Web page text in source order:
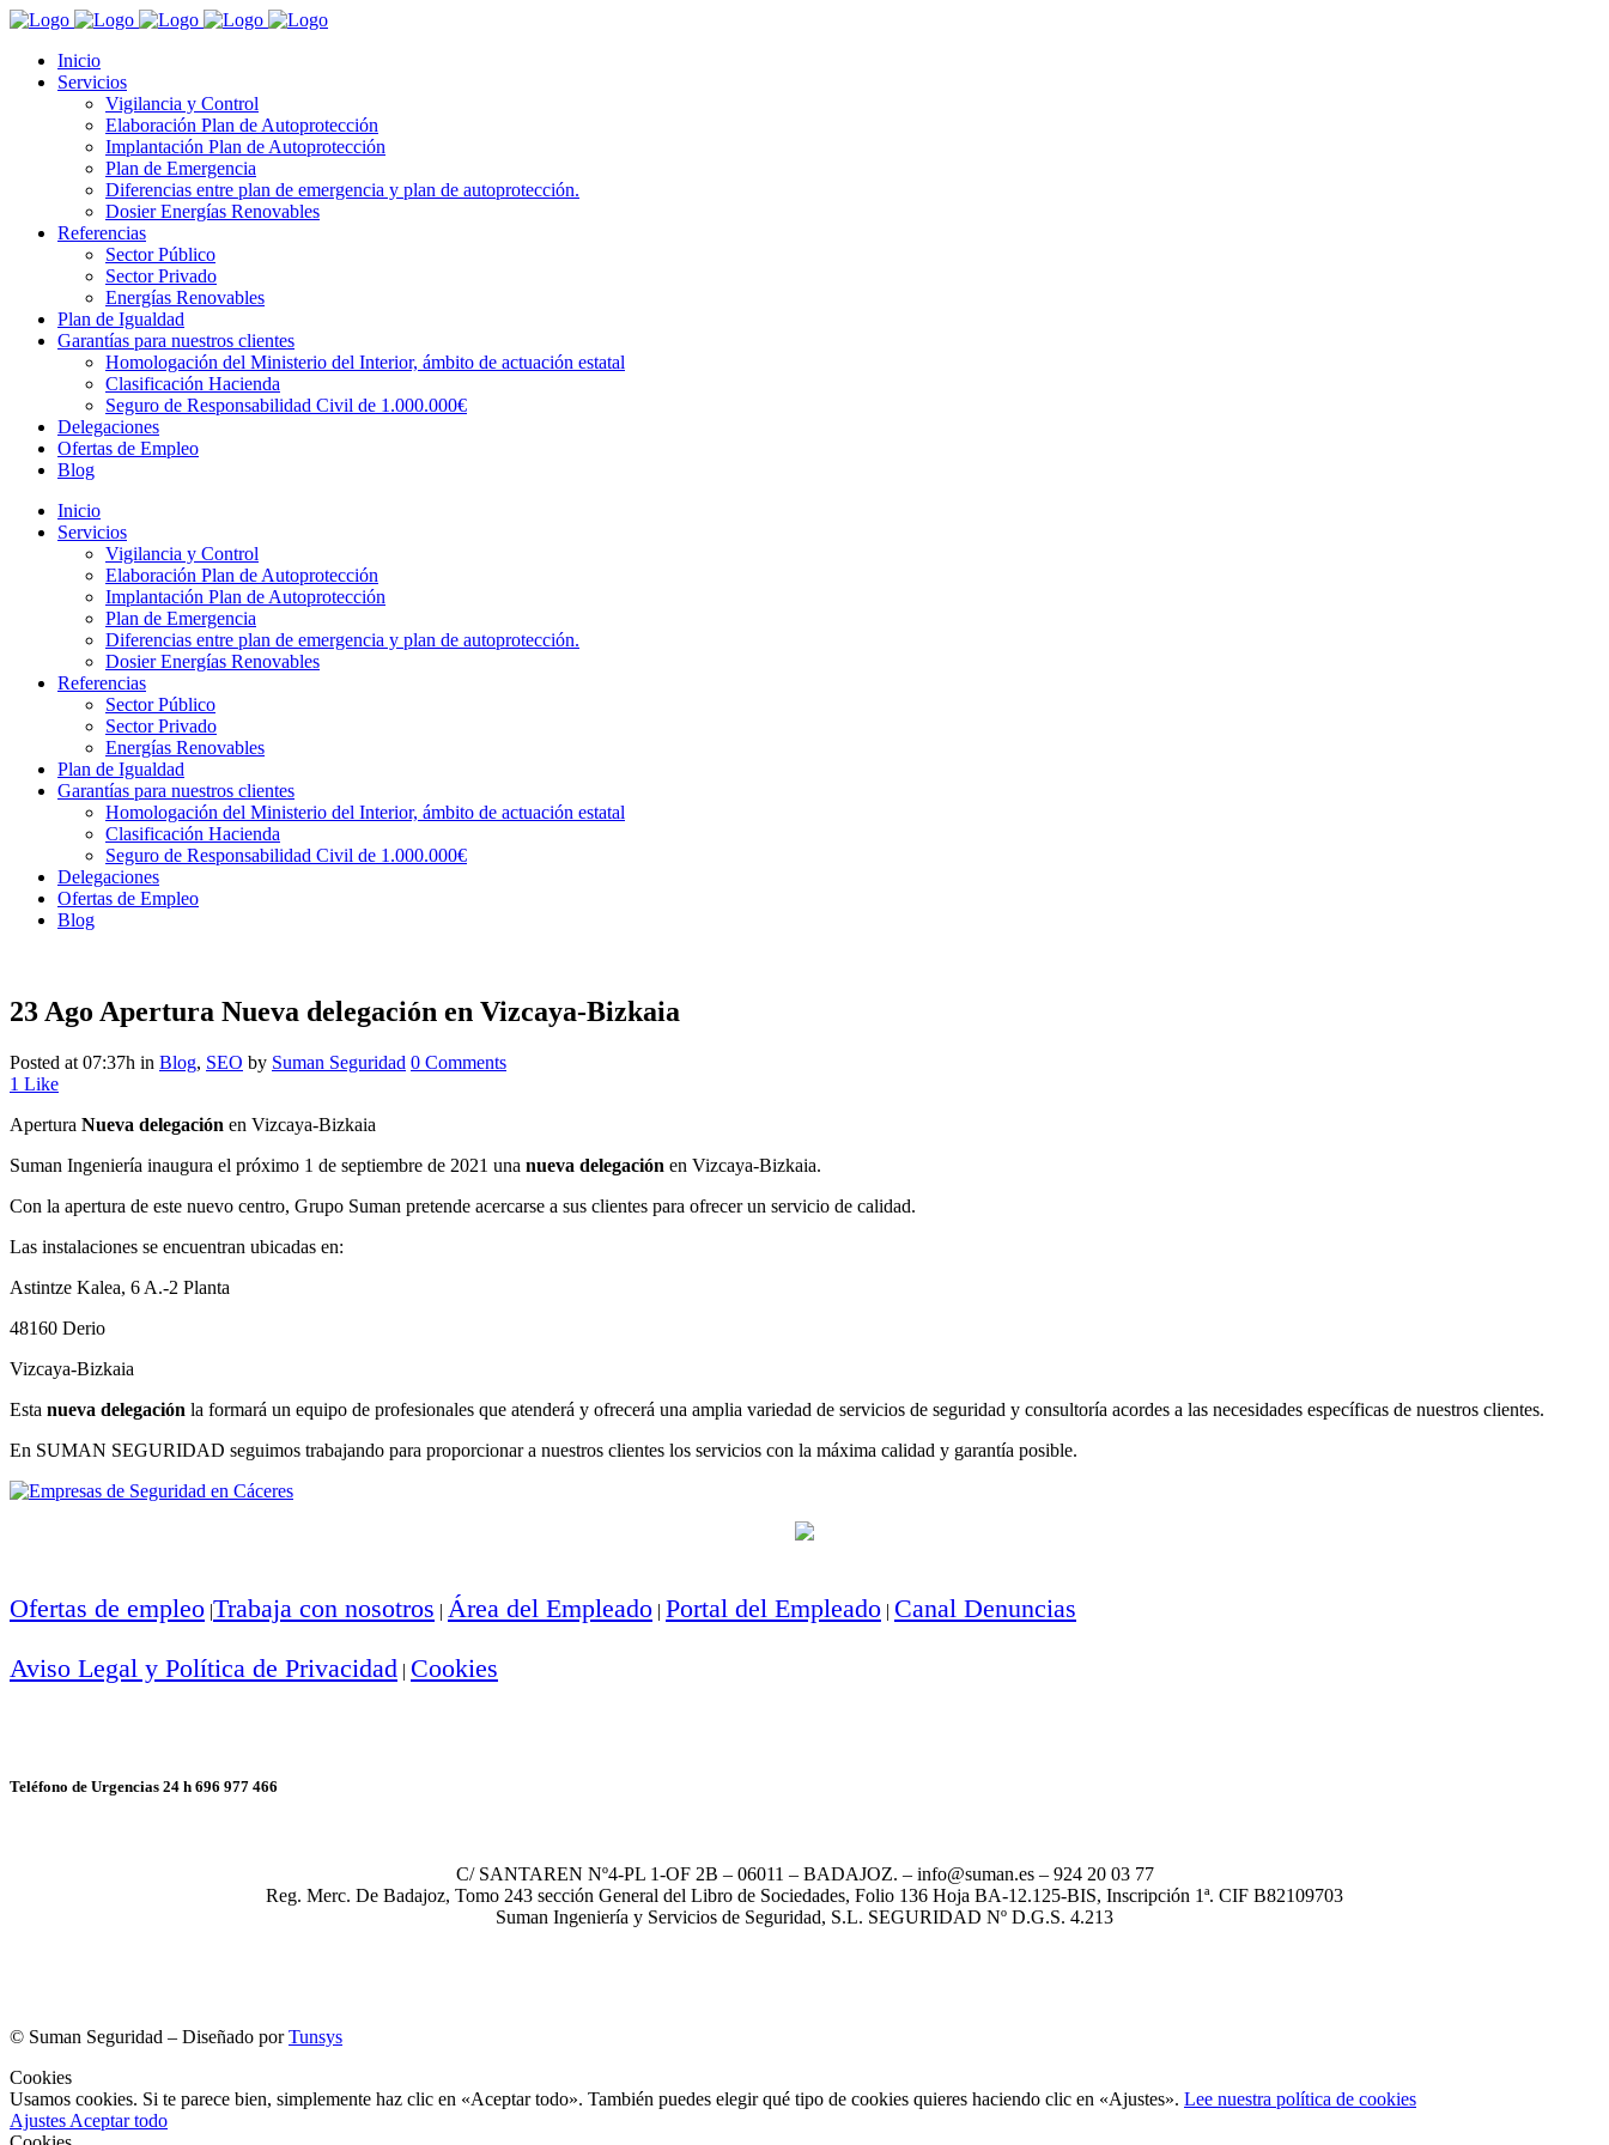
Inicio
Servicios
Vigilancia y Control
Elaboración Plan de Autoprotección
Implantación Plan de Autoprotección
Plan de Emergencia
Diferencias entre plan de emergencia y plan de autoprotección.
Dosier Energías Renovables
Referencias
Sector Público
Sector Privado
Energías Renovables
Plan de Igualdad
Garantías para nuestros clientes
Homologación del Ministerio del Interior, ámbito de actuación estatal
Clasificación Hacienda
Seguro de Responsabilidad Civil de 1.000.000€
Delegaciones
Ofertas de Empleo
Blog
Inicio
Servicios
Vigilancia y Control
Elaboración Plan de Autoprotección
Implantación Plan de Autoprotección
Plan de Emergencia
Diferencias entre plan de emergencia y plan de autoprotección.
Dosier Energías Renovables
Referencias
Sector Público
Sector Privado
Energías Renovables
Plan de Igualdad
Garantías para nuestros clientes
Homologación del Ministerio del Interior, ámbito de actuación estatal
Clasificación Hacienda
Seguro de Responsabilidad Civil de 1.000.000€
Delegaciones
Ofertas de Empleo
Blog
23 Ago Apertura Nueva delegación en Vizcaya-Bizkaia
Posted at 07:37h in Blog, SEO by Suman Seguridad 0 Comments
1 Like
Apertura Nueva delegación en Vizcaya-Bizkaia
Suman Ingeniería inaugura el próximo 1 de septiembre de 2021 una nueva delegación en Vizcaya-Bizkaia.
Con la apertura de este nuevo centro, Grupo Suman pretende acercarse a sus clientes para ofrecer un servicio de calidad.
Las instalaciones se encuentran ubicadas en:
Astintze Kalea, 6 A.-2 Planta
48160 Derio
Vizcaya-Bizkaia
Esta nueva delegación la formará un equipo de profesionales que atenderá y ofrecerá una amplia variedad de servicios de seguridad y consultoría acordes a las necesidades específicas de nuestros clientes.
En SUMAN SEGURIDAD seguimos trabajando para proporcionar a nuestros clientes los servicios con la máxima calidad y garantía posible.
Ofertas de empleo |Trabaja con nosotros | Área del Empleado | Portal del Empleado | Canal Denuncias
Aviso Legal y Política de Privacidad | Cookies
Teléfono de Urgencias 24 h 696 977 466
C/ SANTAREN Nº4-PL 1-OF 2B – 06011 – BADAJOZ. – info@suman.es – 924 20 03 77
Reg. Merc. De Badajoz, Tomo 243 sección General del Libro de Sociedades, Folio 136 Hoja BA-12.125-BIS, Inscripción 1ª. CIF B82109703
Suman Ingeniería y Servicios de Seguridad, S.L. SEGURIDAD Nº D.G.S. 4.213
© Suman Seguridad – Diseñado porTunsys
Cookies
Usamos cookies. Si te parece bien, simplemente haz clic en «Aceptar todo». También puedes elegir qué tipo de cookies quieres haciendo clic en «Ajustes». Lee nuestra política de cookies
Ajustes Aceptar todo